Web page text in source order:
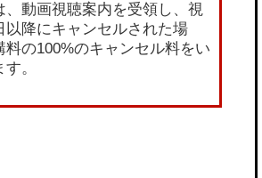
、動画視聴案内を受領し、視
以降にキャンセルされた場
料の100%のキャンセル料をい
。